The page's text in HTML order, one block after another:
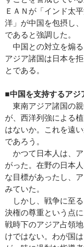
ＥＡＮが「インド太
洋」が中国を包摂し
であると強調した。
中国との対立を煽
アジア諸国は日本を
とである。
■中国を支持するアジ
東南アジア諸国の
が、西洋列強による
はないか。これを遠
であろう。
かつて日本人は、
がった。在野の日本
な目標があったし、
みていた。
しかし、戦争に至
決権の尊重という点
戦時下のアジア占領
けではない。わが国